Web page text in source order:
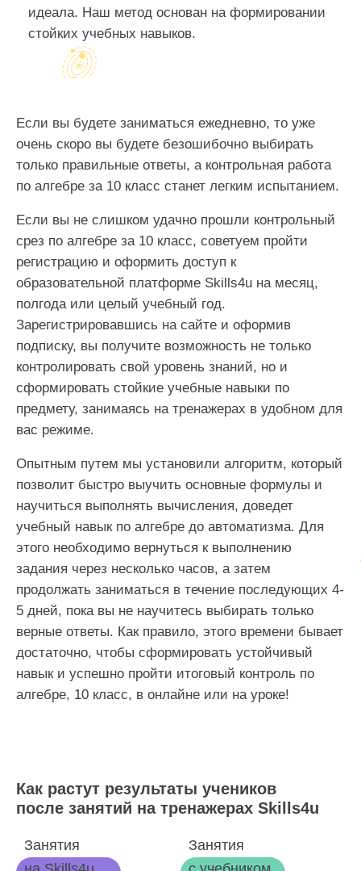
идеала. Наш метод основан на формировании
стойких учебных навыков.
Если вы будете заниматься ежедневно, то уже
очень скоро вы будете безошибочно выбирать
только правильные ответы, а контрольная работа
по алгебре за 10 класс станет легким испытанием.
Если вы не слишком удачно прошли контрольный
срез по алгебре за 10 класс, советуем пройти
регистрацию и оформить доступ к
образовательной платформе Skills4u на месяц,
полгода или целый учебный год.
Зарегистрировавшись на сайте и оформив
подписку, вы получите возможность не только
контролировать свой уровень знаний, но и
сформировать стойкие учебные навыки по
предмету, занимаясь на тренажерах в удобном для
вас режиме.
Опытным путем мы установили алгоритм, который
позволит быстро выучить основные формулы и
научиться выполнять вычисления, доведет
учебный навык по алгебре до автоматизма. Для
этого необходимо вернуться к выполнению
задания через несколько часов, а затем
продолжать заниматься в течение последующих 4-
5 дней, пока вы не научитесь выбирать только
верные ответы. Как правило, этого времени бывает
достаточно, чтобы сформировать устойчивый
навык и успешно пройти итоговый контроль по
алгебре, 10 класс, в онлайне или на уроке!
Как растут результаты учеников
после занятий на тренажерах Skills4u
Занятия
Занятия